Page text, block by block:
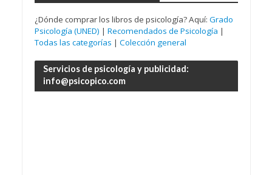
¿Dónde comprar los libros de psicología? Aquí: Grado
Psicología (UNED) | Recomendados de Psicología |
Todas las categorías | Colección general
Servicios de psicología y publicidad:
info@psicopico.com